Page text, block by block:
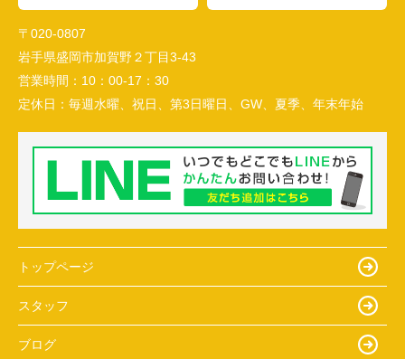
〒020-0807
岩手県盛岡市加賀野２丁目3-43
営業時間： 10：00-17：30
定休日： 毎週水曜、祝日、第3日曜日、GW、夏季、年末年始
トップページ
スタッフ
ブログ